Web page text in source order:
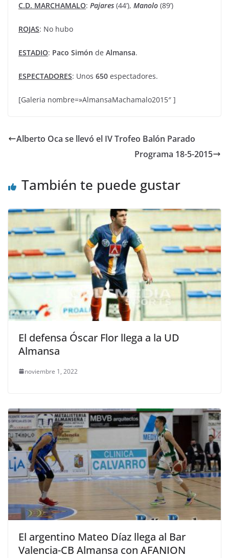
C.D. MARCHAMALO: Pajares (44’), Manolo (89’)
ROJAS: No hubo
ESTADIO: Paco Simón de Almansa.
ESPECTADORES: Unos 650 espectadores.
[Galeria nombre=»AlmansaMachamalo2015″ ]
Alberto Oca se llevó el IV Trofeo Balón Parado
Programa 18-5-2015
También te puede gustar
El defensa Óscar Flor llega a la UD
Almansa
noviembre 1, 2022
El argentino Mateo Díaz llega al Bar
Valencia-CB Almansa con AFANION